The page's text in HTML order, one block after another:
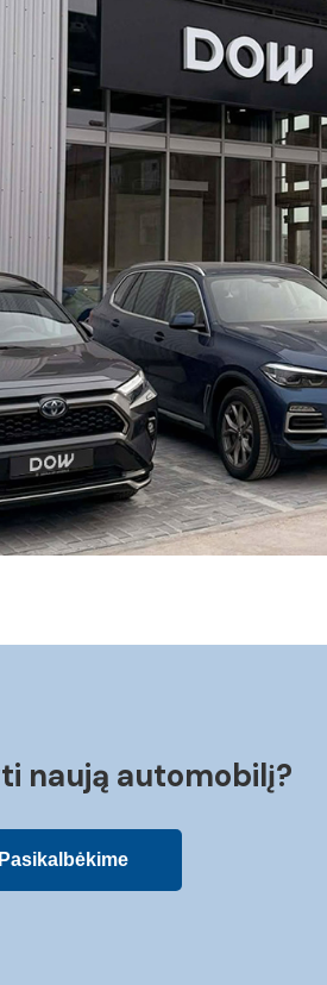
naują automobilį?
Pasikalbėkime